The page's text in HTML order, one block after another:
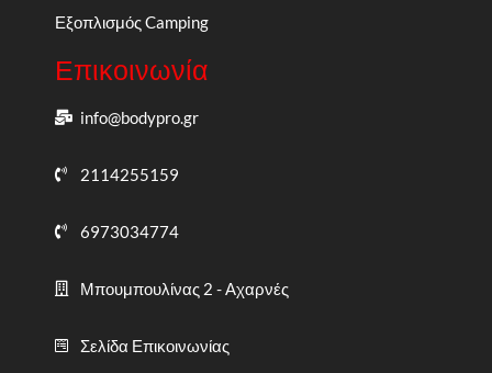
Εξοπλισμός Camping
Επικοινωνία
info@bodypro.gr
2114255159
6973034774
Μπουμπουλίνας 2 - Αχαρνές
Σελίδα Επικοινωνίας